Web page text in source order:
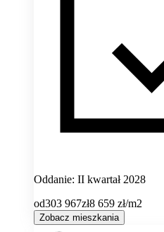
Oddanie: II kwartał 2028
od303 967zł8 659 zł/m2
Zobacz mieszkania